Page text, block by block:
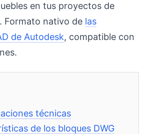
en tus proyectos de
Formato nativo de las
de Autodesk, compatible con
técnicas
de los bloques DWG